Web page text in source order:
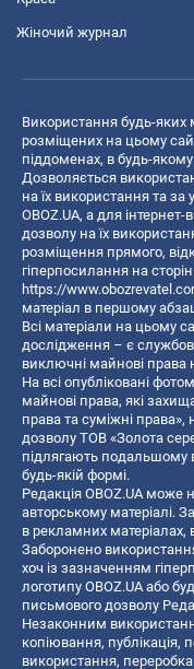
Жіночий журнал
Використання будь-яких
розміщених на цьому
піддоменах, в будь-
Дозволяється
на їх використання та
OBOZ.UA, а для
дозволу на їх
розміщення прямого,
гіперпосилання на
https://
матеріал в першому
Всі матеріали на цьому
дослідження – є
виключні майнові права
На всі опубліковані
майнові права, які
права та суміжні
дозволу ТОВ «Золота
підлягають
будь-якій формі.
Редакція OBOZ.UA може
авторському матеріалі.
в рекламних матеріалах,
Заборонено
хоч із зазначенням
логотипу OBOZ.UA або
письмового дозволу
Незаконним
копiювання, публiкацiя,
використання,